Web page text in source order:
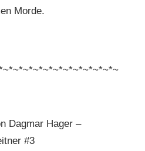
Morde.
Dagmar Hager –
#3